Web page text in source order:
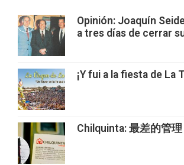
Opinión: Joaquín
a tres días de cerrar
¡Y fui a la fiesta de La
Chilquinta: 最差的管理